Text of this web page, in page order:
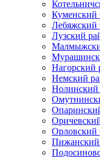
Куменский
Лебяжский
Лузский
Нагорский
Немский
Нолинский
Орловский
Пижанский